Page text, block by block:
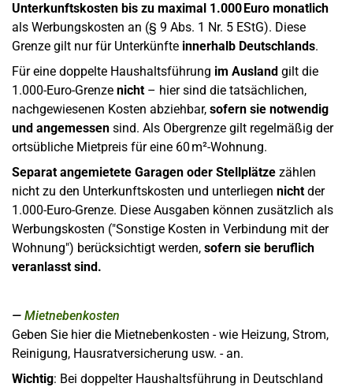
Unterkunftskosten bis zu maximal 1.000 Euro monatlich
als Werbungskosten an (§ 9 Abs. 1 Nr. 5 EStG). Diese
Grenze gilt nur für Unterkünfte innerhalb Deutschlands.
Für eine doppelte Haushaltsführung im Ausland gilt die
1.000-Euro-Grenze nicht– hier sind die tatsächlichen,
nachgewiesenen Kosten abziehbar, sofern sie notwendig
und angemessen sind. Als Obergrenze gilt regelmäßig der
ortsübliche Mietpreis für eine 60 m²-Wohnung.
Separat angemietete Garagen oder Stellplätze zählen
nicht zu den Unterkunftskosten und unterliegen nichtder
1.000-Euro-Grenze. Diese Ausgaben können zusätzlich als
Werbungskosten ("Sonstige Kosten in Verbindung mit der
Wohnung") berücksichtigt werden, sofern sie beruflich
veranlasst sind.
Mietnebenkosten
Geben Sie hier die Mietnebenkosten - wie Heizung, Strom,
Reinigung, Hausratversicherung usw. - an.
Wichtig: Bei doppelter Haushaltsführung in Deutschland